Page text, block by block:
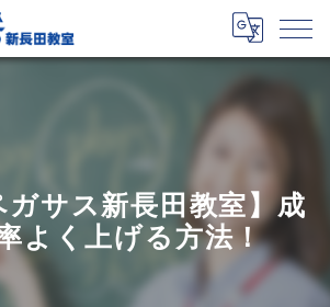
ガサス新長田教室】成
よく上げる方法！